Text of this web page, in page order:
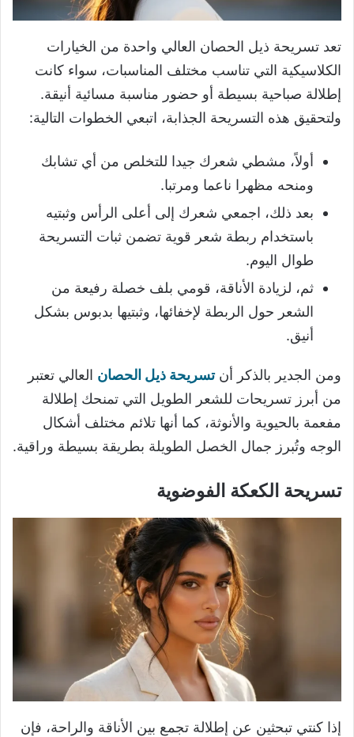
تعد تسريحة ذيل الحصان العالي واحدة من الخيارات
الكلاسيكية التي تناسب مختلف المناسبات، سواء كانت
إطلالة صباحية بسيطة أو حضور مناسبة مسائية أنيقة.
ولتحقيق هذه التسريحة الجذابة، اتبعي الخطوات التالية:
أولاً، مشطي شعرك جيدا للتخلص من أي تشابك
ومنحه مظهرا ناعما ومرتبا.
بعد ذلك، اجمعي شعرك إلى أعلى الرأس وثبتيه
باستخدام ربطة شعر قوية تضمن ثبات التسريحة
طوال اليوم.
ثم، لزيادة الأناقة، قومي بلف خصلة رفيعة من
الشعر حول الربطة لإخفائها، وثبتيها بدبوس بشكل
أنيق.
ومن الجدير بالذكر أنتسريحة ذيل الحصان العالي تعتبر
من أبرز تسريحات للشعر الطويل التي تمنحك إطلالة
مفعمة بالحيوية والأنوثة، كما أنها تلائم مختلف أشكال
الوجه وتُبرز جمال الخصل الطويلة بطريقة بسيطة وراقية.
تسريحة الكعكة الفوضوية
إذا كنتي تبحثين عن إطلالة تجمع بين الأناقة والراحة، فإن